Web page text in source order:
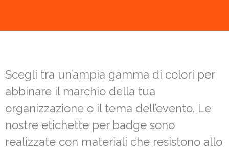
Scegli tra un’ampia gamma di colori per
abbinare il marchio della tua
organizzazione o il tema dell’evento. Le
nostre etichette per badge sono
realizzate con materiali che resistono allo